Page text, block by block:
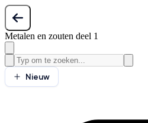
Metalen en zouten deel 1
Nieuw